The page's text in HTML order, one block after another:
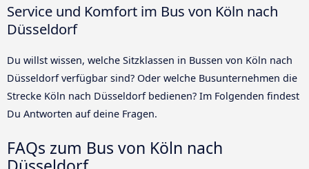
Service und Komfort im Bus von Köln nach
Düsseldorf
Du willst wissen, welche Sitzklassen in Bussen von Köln nach
Düsseldorf verfügbar sind? Oder welche Busunternehmen die
Strecke Köln nach Düsseldorf bedienen? Im Folgenden findest
Du Antworten auf deine Fragen.
FAQs zum Bus von Köln nach